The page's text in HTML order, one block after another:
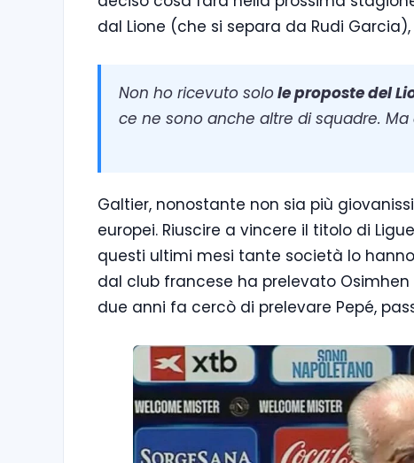
dal Lione (che si separa da Rudi Garcia),
Non ho ricevuto solole proposte del
ce ne sono anche altre di squadre.
Galtier, nonostante non sia più
europei. Riuscire a vincere il titolo di Ligue
questi ultimi mesi tante società lo
dal club francese ha prelevato
due anni fa cercò di prelevare Pepé,